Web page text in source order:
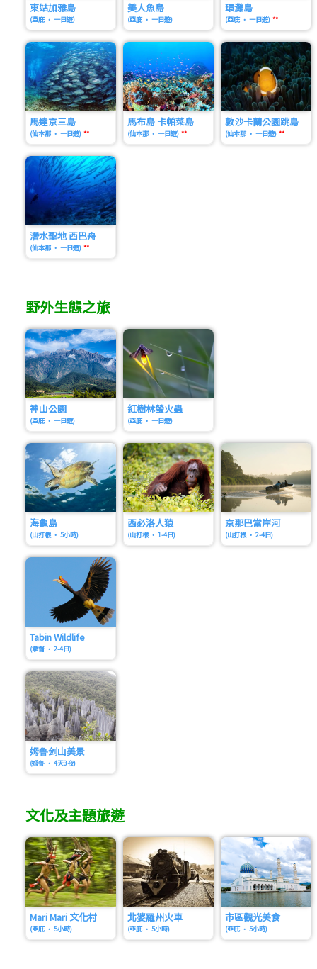
東姑加雅島
(亞庇 • 一日遊)
美人魚島
(亞庇 • 一日遊)
環灘島
(亞庇 • 一日遊) **
馬達京三島
(仙本那 • 一日遊) **
馬布島 卡帕菜島
(仙本那 • 一日遊) **
敦沙卡蘭公園跳島
(仙本那 • 一日遊) **
潛水聖地 西巴舟
(仙本那 • 一日遊) **
野外生態之旅
神山公園
(亞庇 • 一日遊)
紅樹林螢火蟲
(亞庇 • 一日遊)
海龜島
(山打根 • 5小時)
西必洛人猿
(山打根 • 1-4日)
京那巴當岸河
(山打根 • 2-4日)
Tabin Wildlife
(拿督 • 2-4日)
姆鲁剑山美景
(姆鲁 • 4天3夜)
文化及主題旅遊
Mari Mari 文化村
(亞庇 • 5小時)
北婆羅州火車
(亞庇 • 5小時)
市區觀光美食
(亞庇 • 5小時)